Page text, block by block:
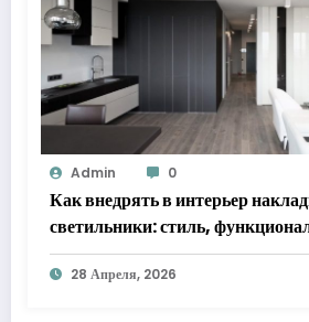
Admin 0
Как внедрять в интерьер
светильники: стиль,
практические решения
28 Апреля, 2026